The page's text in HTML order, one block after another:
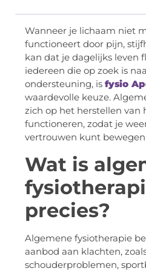
Wanneer je lichaam niet
functioneert door pijn,
kan dat je dagelijks leven
iedereen die op zoek is
ondersteuning, is fysio
waardevolle keuze.
zich op het herstellen van
functioneren, zodat je
vertrouwen kunt
Wat is
precies?
Algemene fysiotherapie
aanbod aan klachten,
schouderproblemen,